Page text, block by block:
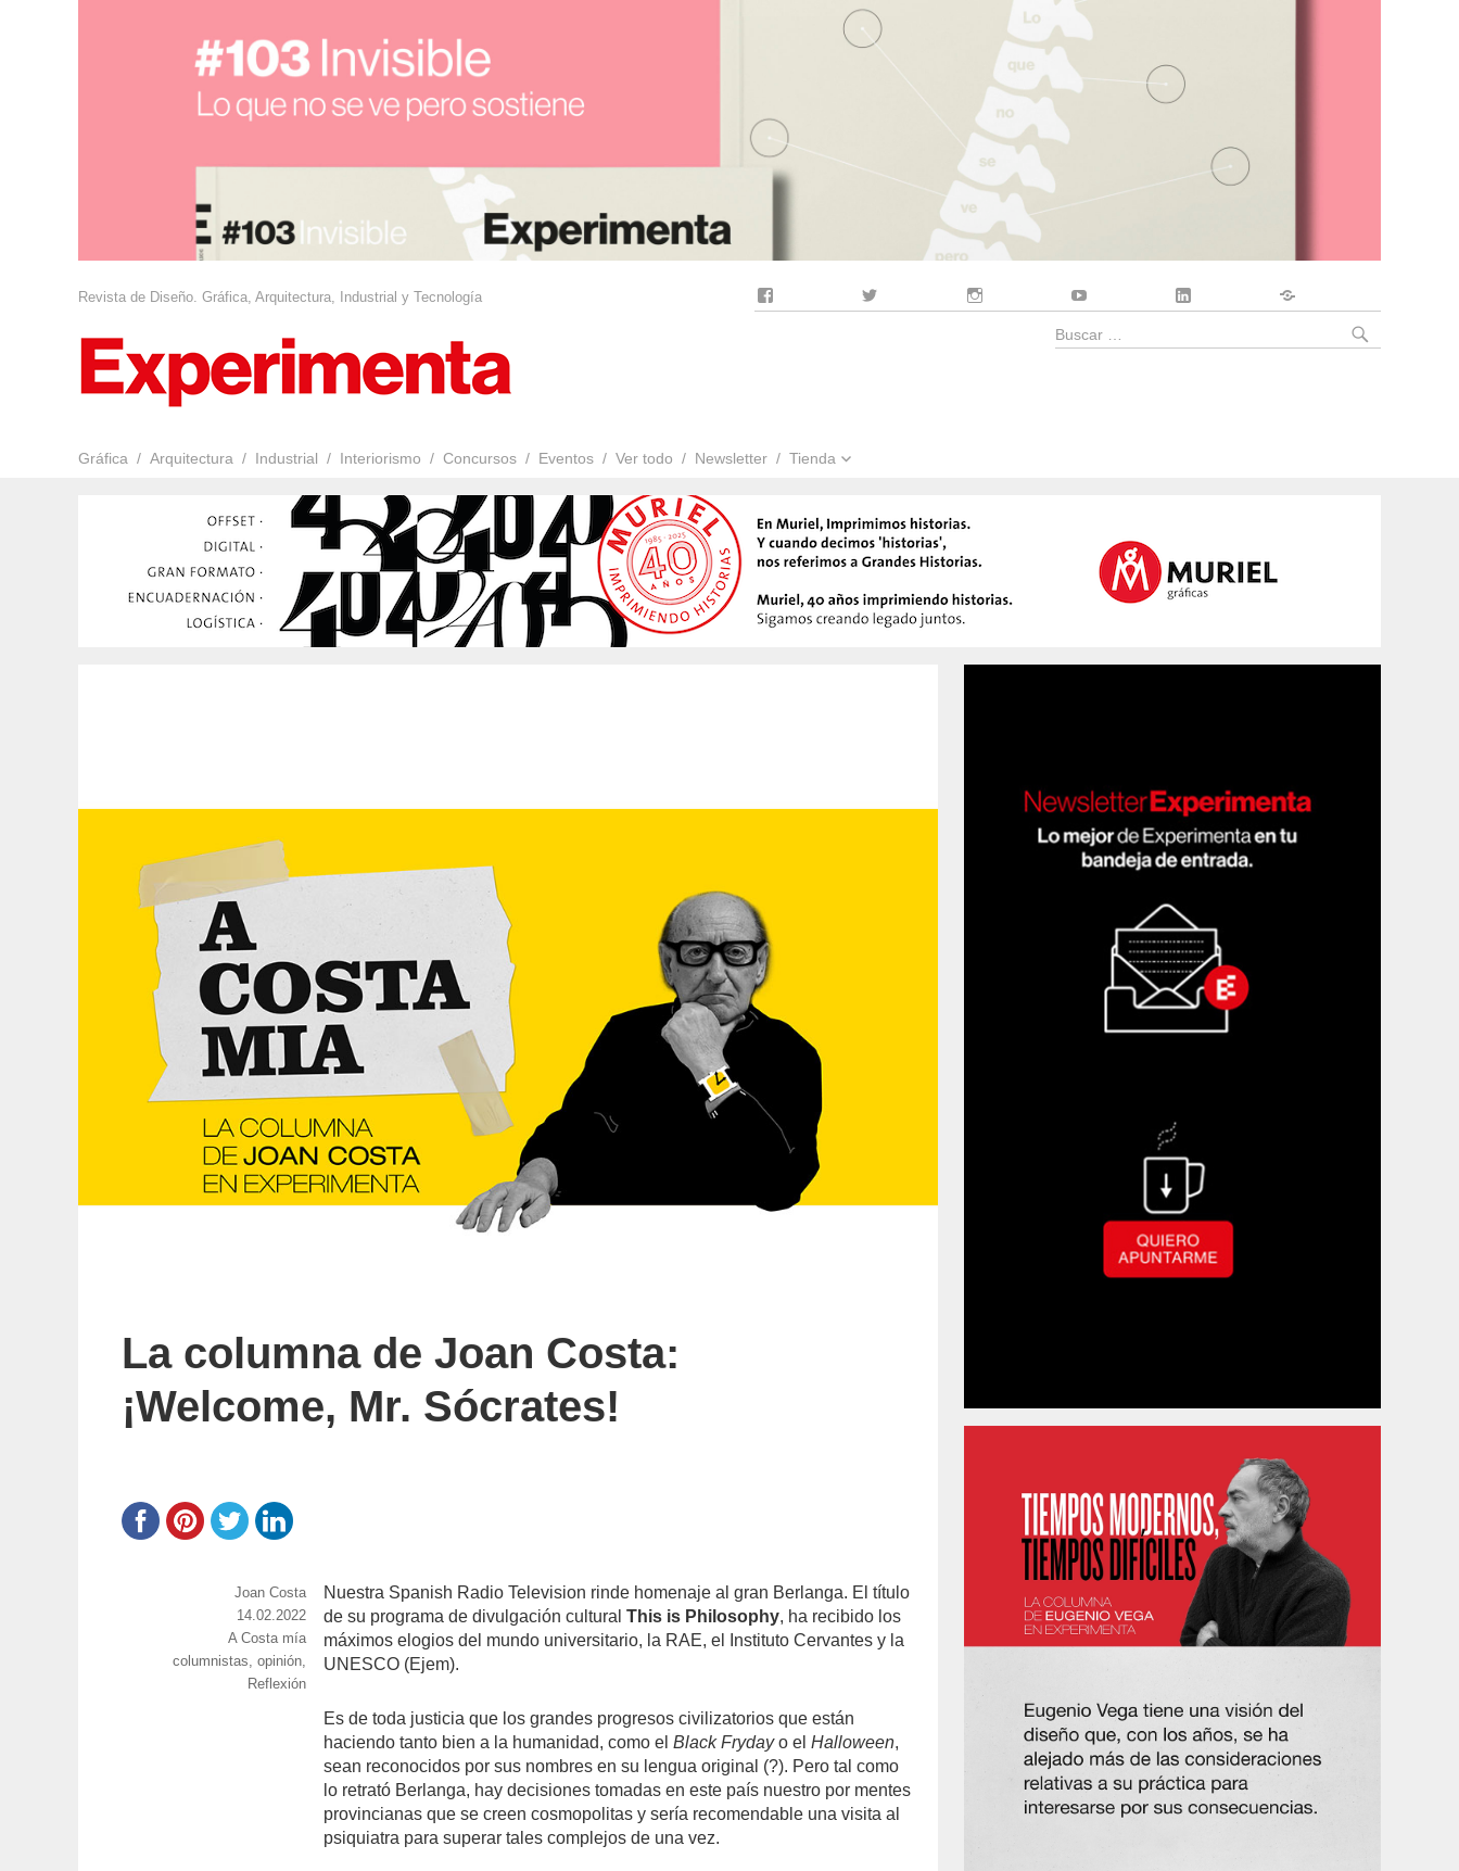
Revista de Diseño. Gráfica, Arquitectura, Industrial y Tecnología
Gráfica Arquitectura Industrial Interiorismo Concursos Eventos Ver todo Newsletter Tienda
Buscar
La columna de Joan Costa:
¡Welcome, Mr. Sócrates!
Nuestra Spanish Radio Television rinde homenaje al gran Berlanga. El título
de su programa de divulgación culturalThis is Philosophy, ha recibido los
máximos elogios del mundo universitario, la RAE, el Instituto Cervantes y la
UNESCO (Ejem).
Es de toda justicia que los grandes progresos civilizatorios que están
haciendo tanto bien a la humanidad, como elBlack Frydayo elHalloween,
sean reconocidos por sus nombres en su lengua original (?). Pero tal como
lo retrató Berlanga, hay decisiones tomadas en este país nuestro por mentes
provincianas que se creen cosmopolitas y sería recomendable una visita al
psiquiatra para superar tales complejos de una vez.
https://www.experimenta.es/author/joan-
costa/
Joan Costa
Publicado
el
14.02.2022
Categorías
A Costa mía
Etiquetas
columnistas,opinión,
Reflexión